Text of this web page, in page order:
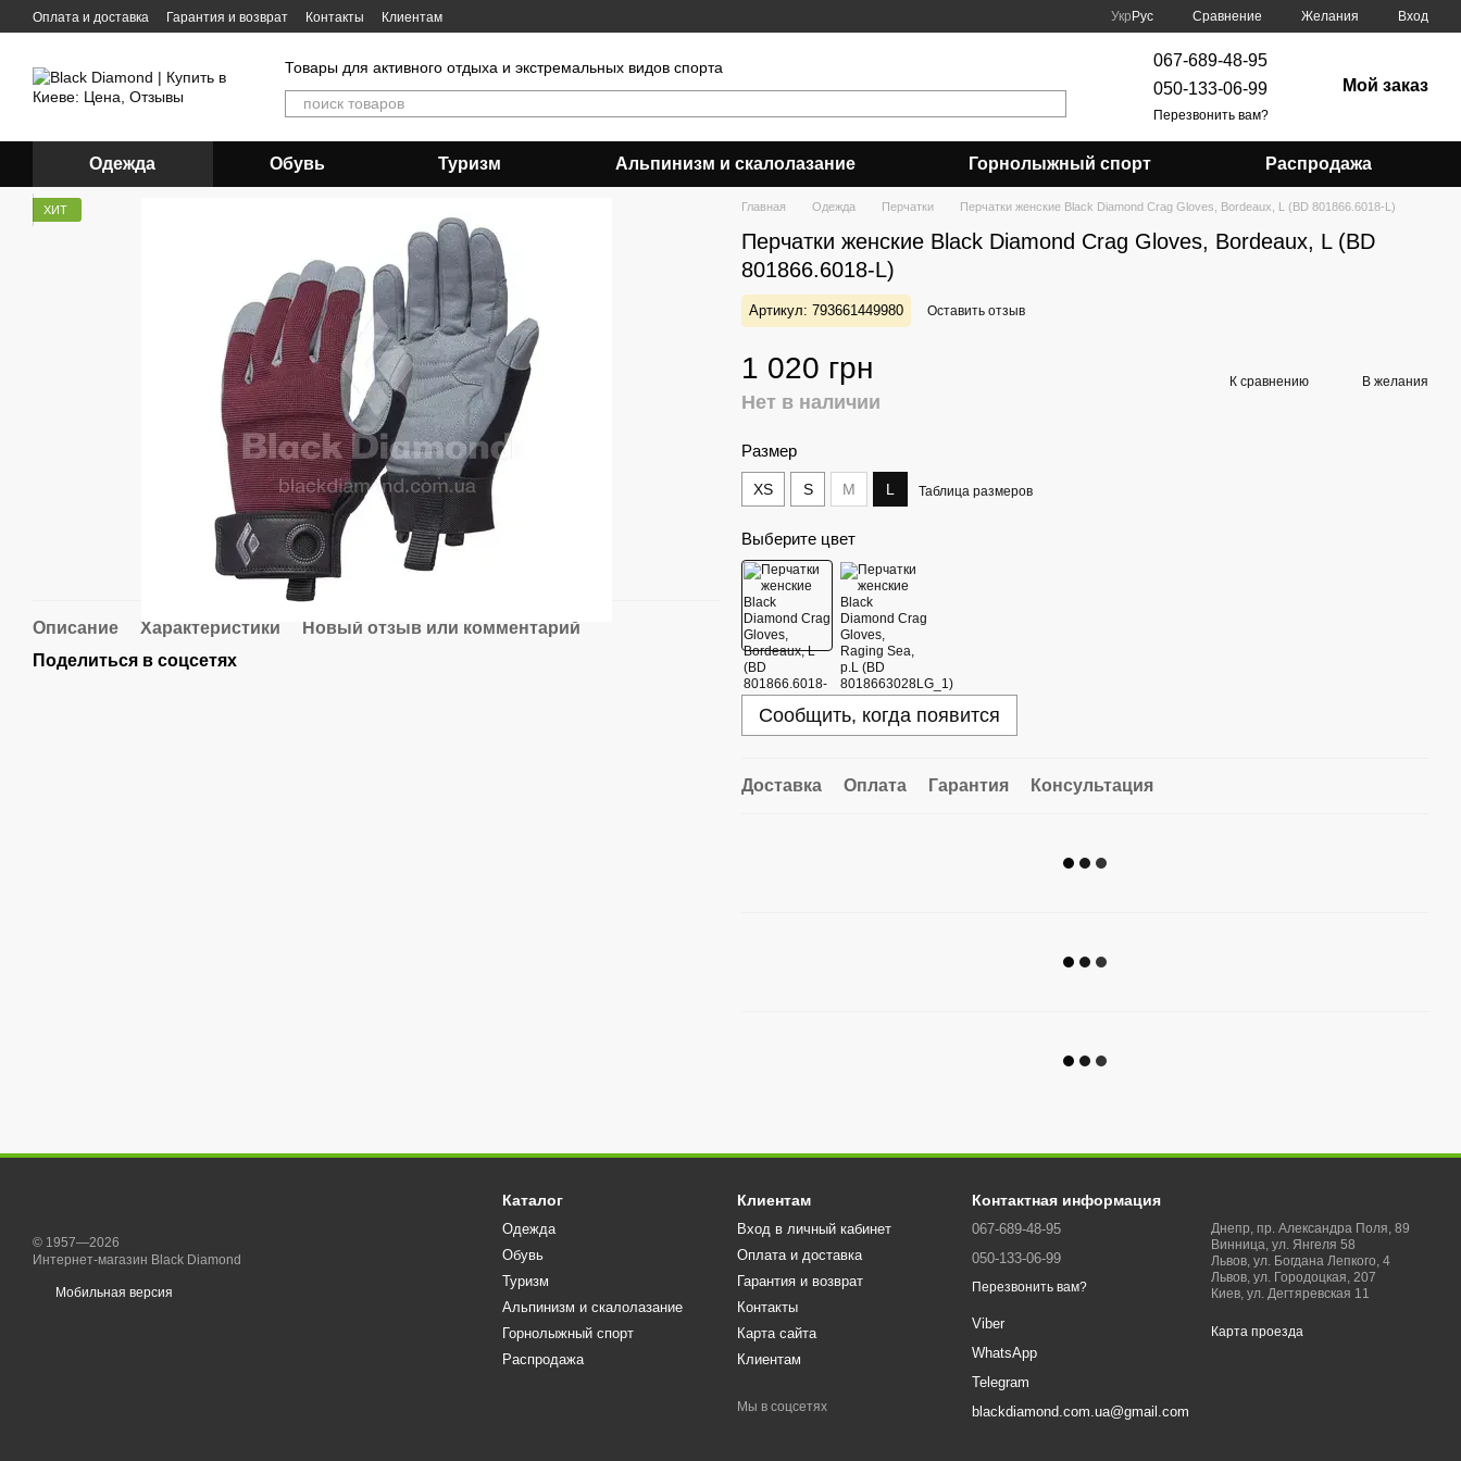
Перейти к основному контенту
Оплата и доставка Гарантия и возврат Контакты Клиентам Укр Рус Сравнение Желания Вход
Товары для активного отдыха и экстремальных видов спорта
067-689-48-95
050-133-06-99
Перезвонить вам?
Мой заказ
Одежда Обувь Туризм Альпинизм и скалолазание Горнолыжный спорт Распродажа
ХИТ
Описание Характеристики
Новый отзыв или комментарий
Поделиться в соцсетях
Главная Одежда Перчатки Перчатки женские Black Diamond Crag Gloves, Bordeaux, L (BD 801866.6018-L)
Перчатки женские Black Diamond Crag Gloves, Bordeaux, L (BD
801866.6018-L)
Артикул: 793661449980 Оставить отзыв
1 020 грн
Нет в наличии
К сравнению В желания
Размер
XS S M L Таблица размеров
Выберите цвет
Сообщить, когда появится
Доставка Оплата Гарантия Консультация
© 1957—2026
Интернет-магазин Black Diamond
Мобильная версия
Каталог
Одежда
Обувь
Туризм
Альпинизм и скалолазание
Горнолыжный спорт
Распродажа
Клиентам
Вход в личный кабинет
Оплата и доставка
Гарантия и возврат
Контакты
Карта сайта
Клиентам
Мы в соцсетях
Контактная информация
067-689-48-95
050-133-06-99
Перезвонить вам?
Viber
WhatsApp
Telegram
blackdiamond.com.ua@gmail.com
Днепр, пр. Александра Поля, 89
Винница, ул. Янгеля 58
Львов, ул. Богдана Лепкого, 4
Львов, ул. Городоцкая, 207
Киев, ул. Дегтяревская 11
Карта проезда